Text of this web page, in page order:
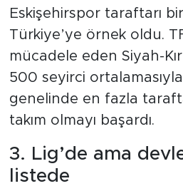
Eskişehirspor taraftarı
Türkiye’ye örnek oldu.
mücadele eden Siyah-
500 seyirci
genelinde en fazla
takım olmayı başardı.
3. Lig’de ama
listede